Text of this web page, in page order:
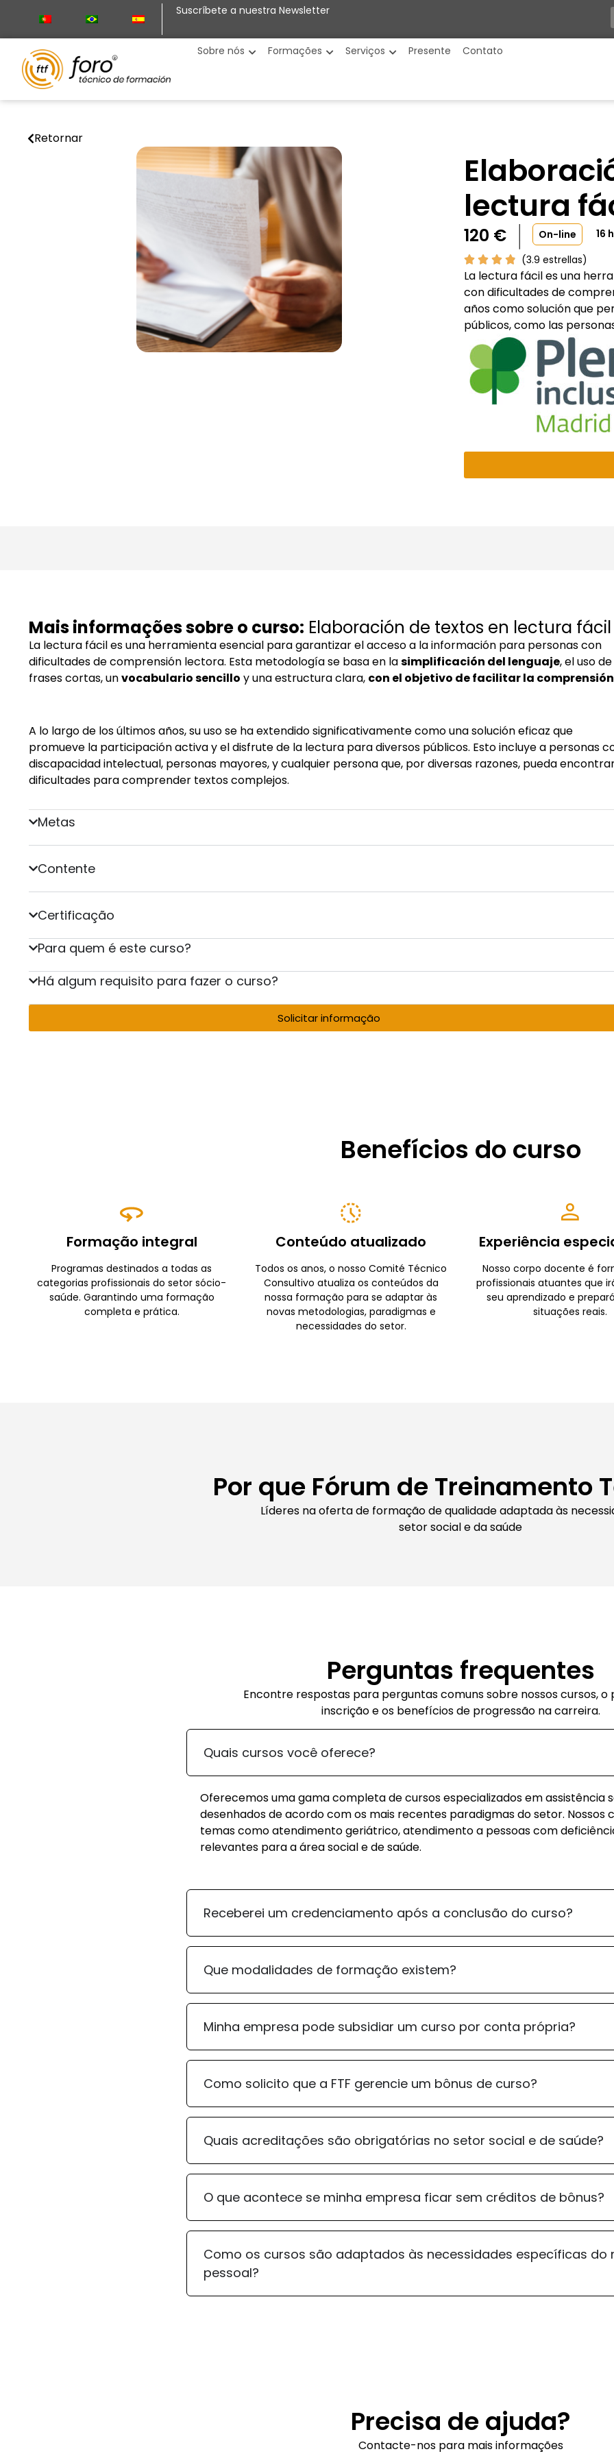
Suscríbete a nuestra Newsletter
Sobre nós Formações Serviços Presente Contato
Retornar
lectura
120 € On-line
16
(3.9 estrellas)
La lectura fácil es una
con dificultades de
años como solución que
públicos, como las
Mais informações sobre o curso: Elaboración de textos en lectura fácil
La lectura fácil es una herramienta esencial para garantizar el acceso a la información para personas con
dificultades de comprensión lectora. Esta metodología se basa en lasimplificación del lenguaje, el uso de
frases cortas, unvocabulario sencillo y una estructura clara, con el objetivo de facilitar la comprensión
A lo largo de los últimos años, su uso se ha extendido significativamente como una solución eficaz que
promueve la participación activa y el disfrute de la lectura para diversos públicos. Esto incluye a personas
discapacidad intelectual, personas mayores, y cualquier persona que, por diversas razones, pueda
dificultades para comprender textos complejos.
Metas
Contente
Certificação
Para quem é este curso?
Há algum requisito para fazer o curso?
Solicitar informação
Benefícios do curso
Formação integral
Programas destinados a todas as
categorias profissionais do setor sócio-
saúde. Garantindo uma formação
completa e prática.
Conteúdo atualizado
Todos os anos, o nosso Comité Técnico
Consultivo atualiza os conteúdos da
nossa formação para se adaptar às
novas metodologias, paradigmas e
necessidades do setor.
Experiência
Nosso corpo docente é
profissionais atuantes que
seu aprendizado e
situações reais.
Por que Fórum de Treinamento
Líderes na oferta de formação de qualidade adaptada às
setor social e da saúde
Perguntas frequentes
Encontre respostas para perguntas comuns sobre nossos cursos, o
inscrição e os benefícios de progressão na carreira.
Quais cursos você oferece?
Oferecemos uma gama completa de cursos especializados em assistência
desenhados de acordo com os mais recentes paradigmas do setor. Nossos
temas como atendimento geriátrico, atendimento a pessoas com
relevantes para a área social e de saúde.
Receberei um credenciamento após a conclusão do curso?
Que modalidades de formação existem?
Minha empresa pode subsidiar um curso por conta própria?
Como solicito que a FTF gerencie um bônus de curso?
Quais acreditações são obrigatórias no setor social e de saúde?
O que acontece se minha empresa ficar sem créditos de bônus?
Como os cursos são adaptados às necessidades específicas do
pessoal?
Precisa de ajuda?
Contacte-nos para mais informações